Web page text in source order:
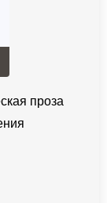
проза